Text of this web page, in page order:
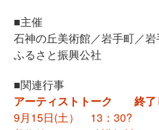
■主催
石神の丘美術館／岩手町／
ふるさと振興公社
■関連行事
アーティストトーク 終了
9月15日(土） 13：30?